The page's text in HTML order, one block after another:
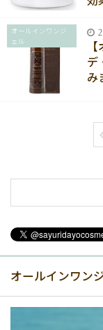
オールインワンジ
ェル
デ
み
オールインワン